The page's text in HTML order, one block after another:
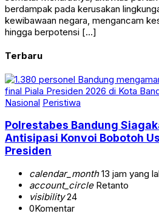
berdampak pada kerusakan
kewibawaan negara, mengancam
hingga berpotensi […]
Terbaru
Nasional Peristiwa
Polrestabes Bandung
Antisipasi Konvoi Bobotoh
Presiden
calendar_month13 jam yang
account_circleRetanto
visibility24
0Komentar